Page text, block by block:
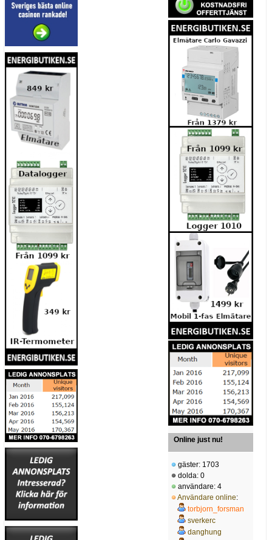
Online just nu!
gäster: 1703
dolda: 0
användare: 4
Användare online:
torbjorn_forsman
sverkerc
danghung